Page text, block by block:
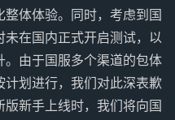
体体验。同时，考虑到国
在国内正式开启测试，以
由于国服多个渠道的包体
划进行，我们对此深表歉
新手上线时，我们将向国